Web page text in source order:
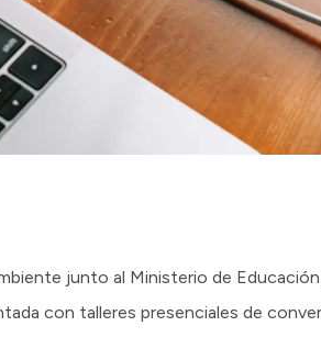
junto al Ministerio de
con talleres presenciales de